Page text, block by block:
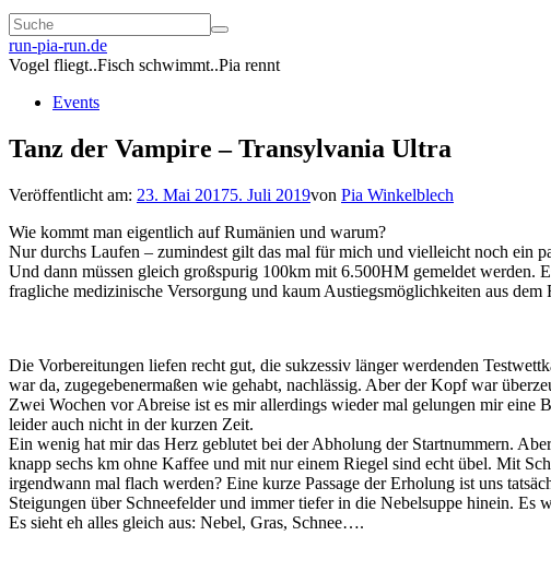
run-pia-run.de
Vogel fliegt..Fisch schwimmt..Pia rennt
Events
Tanz der Vampire – Transylvania Ultra
Veröffentlicht am: 23. Mai 20175. Juli 2019von Pia Winkelblech
Wie kommt man eigentlich auf Rumänien und warum?
Nur durchs Laufen – zumindest gilt das mal für mich und vielleicht noch ein
Und dann müssen gleich großspurig 100km mit 6.500HM gemeldet werden.
fragliche medizinische Versorgung und kaum Austiegsmöglichkeiten aus
Die Vorbereitungen liefen recht gut, die sukzessiv länger werdenden
war da, zugegebenermaßen wie gehabt, nachlässig. Aber der Kopf war
Zwei Wochen vor Abreise ist es mir allerdings wieder mal gelungen mir eine
leider auch nicht in der kurzen Zeit.
Ein wenig hat mir das Herz geblutet bei der Abholung der Startnummern.
knapp sechs km ohne Kaffee und mit nur einem Riegel sind echt übel. Mit
irgendwann mal flach werden? Eine kurze Passage der Erholung ist uns
Steigungen über Schneefelder und immer tiefer in die Nebelsuppe hinein.
Es sieht eh alles gleich aus: Nebel, Gras, Schnee….